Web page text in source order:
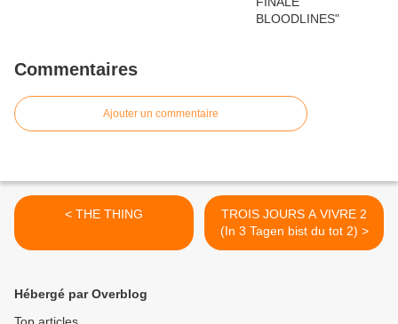
Commentaires
Ajouter un commentaire
< THE THING
TROIS JOURS A VIVRE 2
(In 3 Tagen bist du tot 2) >
Hébergé par Overblog